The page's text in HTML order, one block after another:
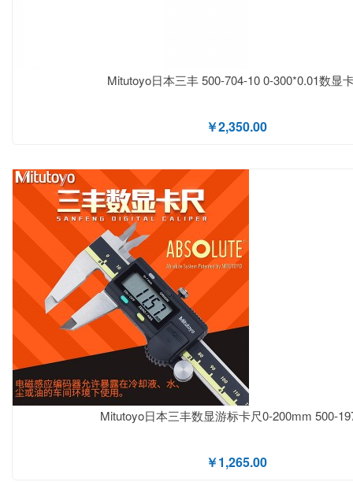
Mitutoyo日本三丰 500-704-10 0-300*0.01数显
￥2,350.00
Mitutoyo日本三丰数显游标卡尺0-200mm 500-
￥1,265.00